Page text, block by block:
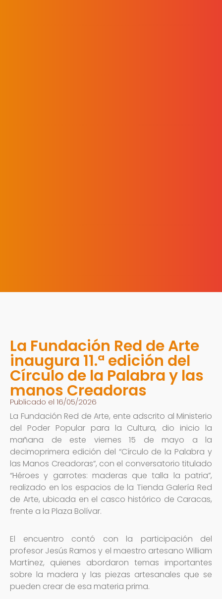
La Fundación Red de Arte
inaugura 11.ª edición del
Círculo de la Palabra y las
manos Creadoras
Publicado el 16/05/2026
La Fundación Red de Arte, ente adscrito al Ministerio
del Poder Popular para la Cultura, dio inicio la
mañana de este viernes 15 de mayo a la
decimoprimera edición del “Círculo de la Palabra y
las Manos Creadoras”, con el conversatorio titulado
“Héroes y garrotes: maderas que talla la patria”,
realizado en los espacios de la Tienda Galería Red
de Arte, ubicada en el casco histórico de Caracas,
frente a la Plaza Bolívar.
El encuentro contó con la participación del
profesor Jesús Ramos y el maestro artesano William
Martínez, quienes abordaron temas importantes
sobre la madera y las piezas artesanales que se
pueden crear de esa materia prima.